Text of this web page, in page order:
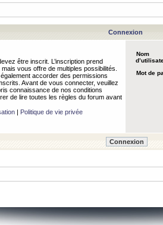
Connexion
être inscrit. L’inscription prend
vous offre de multiples possibilités.
accorder des permissions
Avant de vous connecter, veuillez
connaissance de nos conditions
de lire toutes les règles du forum avant
| Politique de vie privée
Nom
Mot de